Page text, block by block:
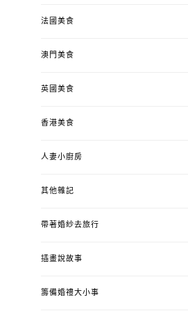
法國美食
澳門美食
英國美食
香港美食
人妻小廚房
其他雜記
帶著婚紗去旅行
插畫說故事
籌備婚禮大小事